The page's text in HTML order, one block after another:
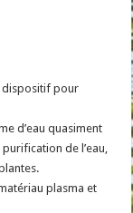
dispositif pour
d’eau quasiment
de l’eau,
plasma et